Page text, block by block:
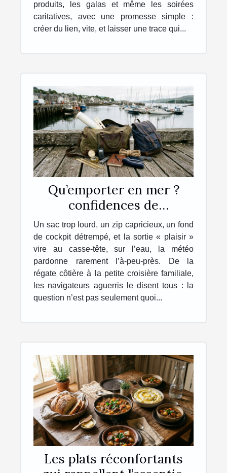
produits, les galas et même les soirées
caritatives, avec une promesse simple :
créer du lien, vite, et laisser une trace qui...
Qu’emporter en mer ?
confidences de
navigateurs sur leur sac
idéal
Un sac trop lourd, un zip capricieux, un fond
de cockpit détrempé, et la sortie « plaisir »
vire au casse-tête, sur l’eau, la météo
pardonne rarement l’à-peu-près. De la
régate côtière à la petite croisière familiale,
les navigateurs aguerris le disent tous : la
question n’est pas seulement quoi...
Les plats réconfortants